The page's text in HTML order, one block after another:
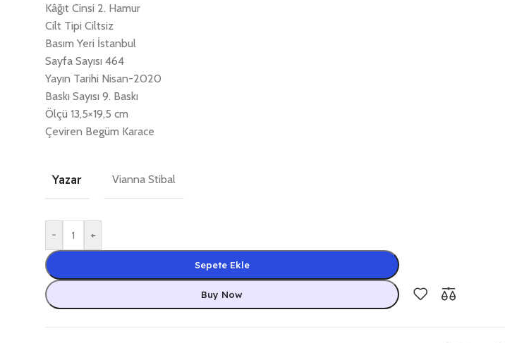
Kâğıt Cinsi 2. Hamur
Cilt Tipi Ciltsiz
Basım Yeri İstanbul
Sayfa Sayısı 464
Yayın Tarihi Nisan-2020
Baskı Sayısı 9. Baskı
Ölçü 13,5×19,5 cm
Çeviren Begüm Karace
Yazar Vianna Stibal
- +
Sepete Ekle
Buy Now